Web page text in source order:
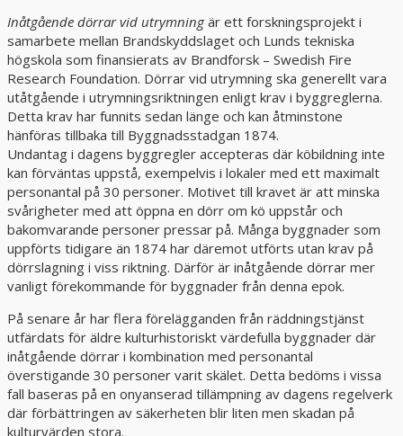
Inåtgående dörrar vid utrymningär ett forskningsprojekt i
samarbete mellan Brandskyddslaget och Lunds tekniska
högskola som finansierats av Brandforsk – Swedish Fire
Research Foundation. Dörrar vid utrymning ska generellt vara
utåtgående i utrymningsriktningen enligt krav i byggreglerna.
Detta krav har funnits sedan länge och kan åtminstone
hänföras tillbaka till Byggnadsstadgan 1874.
Undantag i dagens byggregler accepteras där köbildning inte
kan förväntas uppstå, exempelvis i lokaler med ett maximalt
personantal på 30 personer. Motivet till kravet är att minska
svårigheter med att öppna en dörr om kö uppstår och
bakomvarande personer pressar på. Många byggnader som
uppförts tidigare än 1874 har däremot utförts utan krav på
dörrslagning i viss riktning. Därför är inåtgående dörrar mer
vanligt förekommande för byggnader från denna epok.
På senare år har flera förelägganden från räddningstjänst
utfärdats för äldre kulturhistoriskt värdefulla byggnader där
inåtgående dörrar i kombination med personantal
överstigande 30 personer varit skälet. Detta bedöms i vissa
fall baseras på en onyanserad tillämpning av dagens regelverk
där förbättringen av säkerheten blir liten men skadan på
kulturvärden stora.